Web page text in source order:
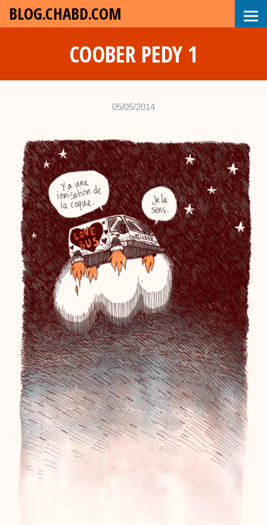
BLOG.CHABD.COM
COOBER PEDY 1
05/05/2014
h
a
b
d